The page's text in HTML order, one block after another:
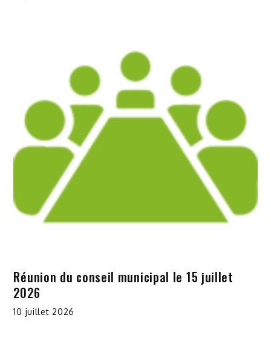
Réunion du conseil municipal le 15 juillet
2026
10 juillet 2026